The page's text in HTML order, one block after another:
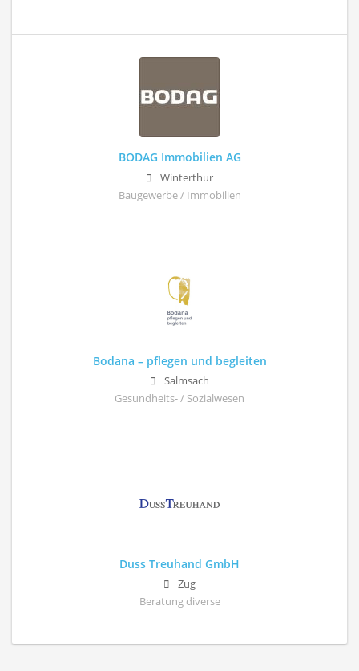
BODAG Immobilien AG
Winterthur
Baugewerbe / Immobilien
Bodana – pflegen und begleiten
Salmsach
Gesundheits- / Sozialwesen
Duss Treuhand GmbH
Zug
Beratung diverse